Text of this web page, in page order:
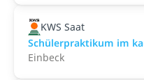
KWS Saat
Schülerpraktikum im
Einbeck